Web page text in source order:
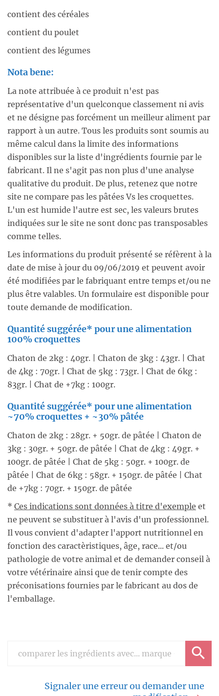
contient des céréales
contient du poulet
contient des légumes
Nota bene:
La note attribuée à ce produit n'est pas
représentative d'un quelconque classement ni avis
et ne désigne pas forcément un meilleur aliment par
rapport à un autre. Tous les produits sont soumis au
même calcul dans la limite des informations
disponibles sur la liste d'ingrédients fournie par le
fabricant. Il ne s'agit pas non plus d'une analyse
qualitative du produit. De plus, retenez que notre
site ne compare pas les pâtées Vs les croquettes.
L'un est humide l'autre est sec, les valeurs brutes
indiquées sur le site ne sont donc pas transposables
comme telles.
Les informations du produit présenté se réfèrent à la
date de mise à jour du 09/06/2019 et peuvent avoir
été modifiées par le fabriquant entre temps et/ou ne
plus être valables. Un formulaire est disponible pour
toute demande de modification.
Quantité suggérée* pour une alimentation
100% croquettes
Chaton de 2kg : 40gr. | Chaton de 3kg : 43gr. | Chat
de 4kg : 70gr. | Chat de 5kg : 73gr. | Chat de 6kg :
83gr. | Chat de +7kg : 100gr.
Quantité suggérée* pour une alimentation
~70% croquettes + ~30% pâtée
Chaton de 2kg : 28gr. + 50gr. de pâtée | Chaton de
3kg : 30gr. + 50gr. de pâtée | Chat de 4kg : 49gr. +
100gr. de pâtée | Chat de 5kg : 50gr. + 100gr. de
pâtée | Chat de 6kg : 58gr. + 150gr. de pâtée | Chat
de +7kg : 70gr. + 150gr. de pâtée
* Ces indications sont données à titre d'exemple et
ne peuvent se substituer à l'avis d'un professionnel.
Il vous convient d'adapter l'apport nutritionnel en
fonction des caractèristiques, âge, race... et/ou
pathologie de votre animal et de demander conseil à
votre vétérinaire ainsi que de tenir compte des
préconisations fournies par le fabricant au dos de
l'emballage.
Signaler une erreur ou demander une